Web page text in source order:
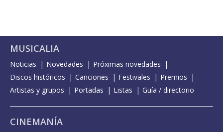
MUSICALIA
Noticias Novedades
Próximas novedades
Discos históricos
Canciones Festivales
Premios
Artistas y grupos
Portadas Listas Guía / directorio
CINEMANÍA